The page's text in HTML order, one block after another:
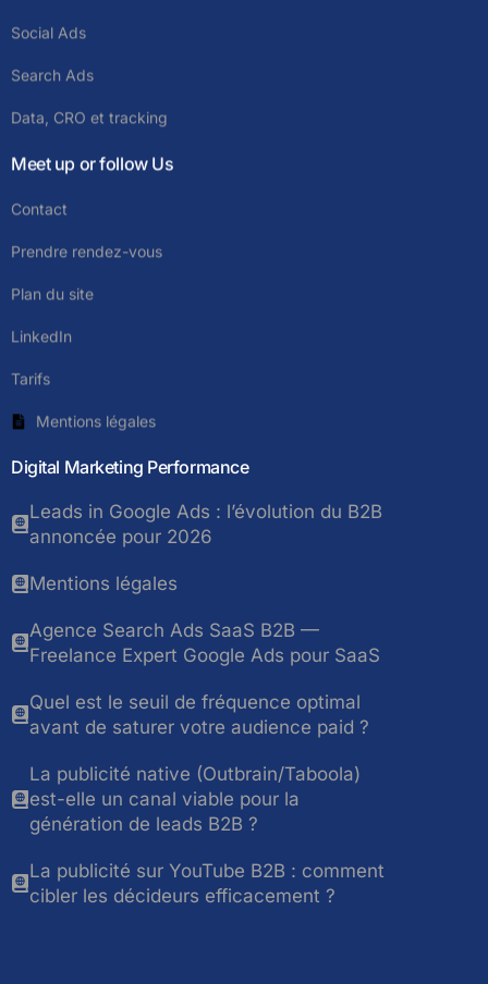
Social Ads
Search Ads
Data, CRO et tracking
Meet up or follow Us
Contact
Prendre rendez-vous
Plan du site
LinkedIn
Tarifs
Mentions légales
Digital Marketing Performance
Leads in Google Ads : l’évolution du B2B
annoncée pour 2026
Mentions légales
Agence Search Ads SaaS B2B —
Freelance Expert Google Ads pour SaaS
Quel est le seuil de fréquence optimal
avant de saturer votre audience paid ?
La publicité native (Outbrain/Taboola)
est-elle un canal viable pour la
génération de leads B2B ?
La publicité sur YouTube B2B : comment
cibler les décideurs efficacement ?